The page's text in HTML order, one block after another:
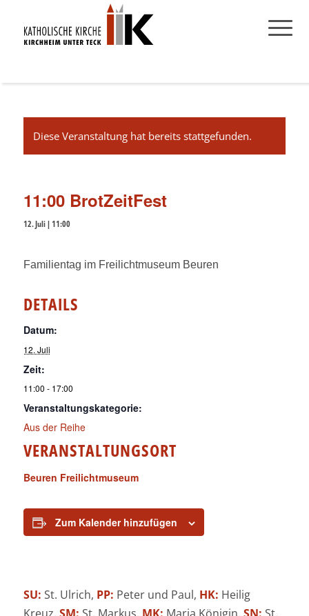
Diese Veranstaltung hat bereits stattgefunden.
11:00 BrotZeitFest
12. Juli | 11:00
Familientag im Freilichtmuseum Beuren
DETAILS
Datum:
12. Juli
Zeit:
11:00 - 17:00
Veranstaltungskategorie:
Aus der Reihe
VERANSTALTUNGSORT
Beuren Freilichtmuseum
Zum Kalender hinzufügen
SU: St. Ulrich, PP: Peter und Paul, HK: Heilig